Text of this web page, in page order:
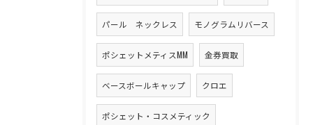
パール ネックレス モノグラムリバース
ポシェットメティスMM 金券買取
ベースボールキャップ クロエ
ポシェット・コスメティック